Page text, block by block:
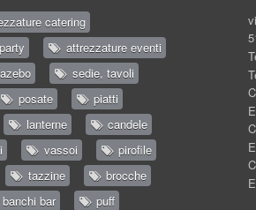
catering
attrezzature eventi
sedie, tavoli
posate
piatti
lanterne
candele
vassoi
pirofile
tazzine
brocche
banchi bar puff